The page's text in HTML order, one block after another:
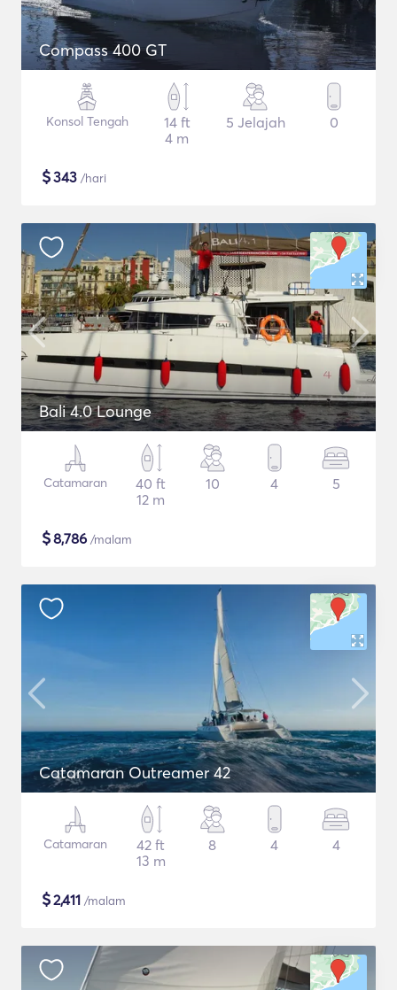
Compass 400 GT
Konsol Tengah
14 ft
4 m
5 Jelajah 0
$343 /hari
Bali 4.0 Lounge
Catamaran
40 ft
12 m
10 4 5
$8,786 /malam
Catamaran Outreamer 42
Catamaran
42 ft
13 m
8 4 4
$2,411 /malam